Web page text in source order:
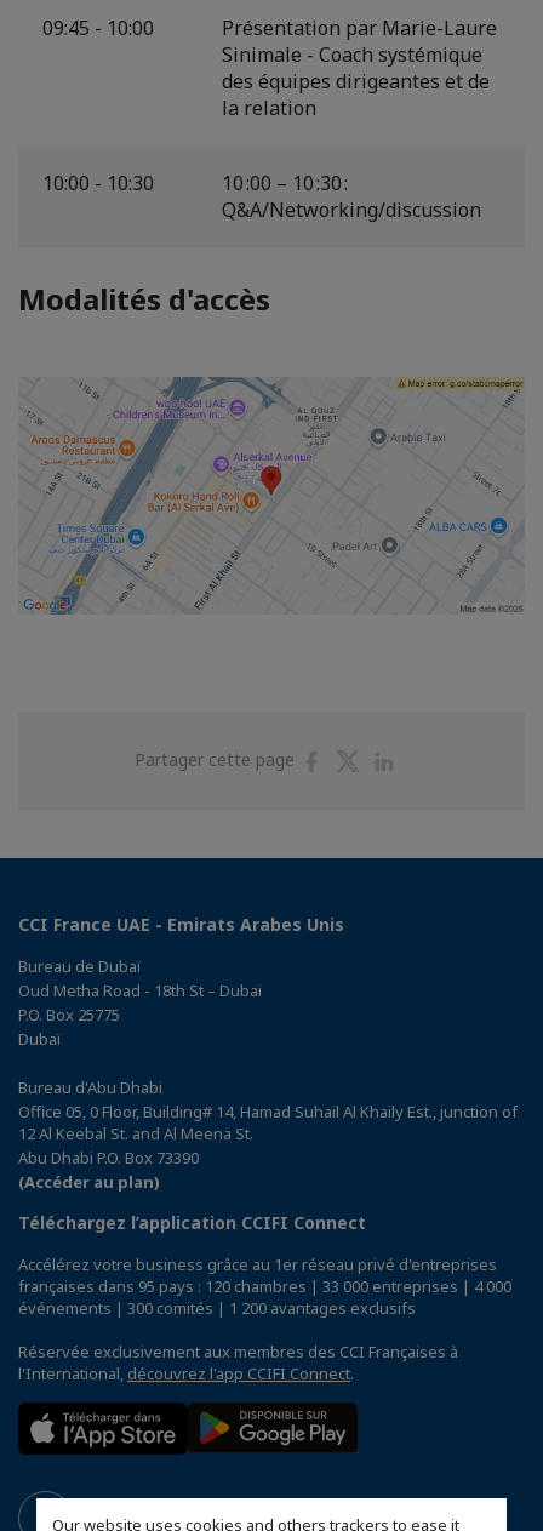
Our website uses cookies and others trackers to ease it
09:45 - 10:00
Présentation par Marie-Laure
Sinimale - Coach systémique
des équipes dirigeantes et de
la relation
10:00 - 10:30
10 :00 – 10 :30 :
Q&A/Networking/discussion
Modalités d'accès
Partager cette page
PartagerPartager
CCI France UAE - Emirats Arabes Unis
Bureau de Dubaï
Oud Metha Road - 18th St – Dubai
P.O. Box 25775
Dubaï
Bureau d'Abu Dhabi
Office 05, 0 Floor, Building# 14, Hamad Suhail Al Khaily Est., junction of
12 Al Keebal St. and Al Meena St.
Abu Dhabi P.O. Box 73390
(Accéder au plan)
Téléchargez l’application CCIFI Connect
Accélérez votre business grâce au 1er réseau privé d'entreprises
françaises dans 95 pays : 120 chambres | 33 000 entreprises | 4 000
événements | 300 comités | 1 200 avantages exclusifs
Réservée exclusivement aux membres des CCI Françaises à
l'International, découvrez l'app CCIFI Connect.